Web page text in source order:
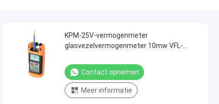
KPM-25V-vermogenmeter
glasvezelvermogenmeter 10mw VFL-
Contact opnemen
Meer informatie